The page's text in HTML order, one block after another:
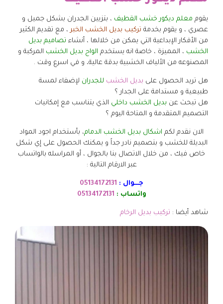
يقوم معلم ديكور خشب القطيف ، بتزيين الجدران بشكل جميل و
عصري ، و يقوم بخدمة تركيب بديل الخشب الخبر، مع تقديم الكثير
من الأفكار الإبداعية التي يمكن من خلالها ، أنشاء تصاميم بديل
الخشب ، المميزة ، خاصة انه يستخدم الواح بديل الخشب المركبة و
المصنوعه من الألياف الخشبية بدقة عالية، و في اسرع وقت .
هل تريد الحصول على بديل الخشب للجدران لإضفاء لمسة
طبيعية و مستدامة على الجدار ؟
هل تبحث عن بديل الخشب داخلي الذي يتناسب مع إمكانيات
التصميم المتقدمة و المتاحة اليوم ؟
الان نقدم لكم اشكال بديل الخشب الدمام، بأستخدام اجود المواد
البديلة للخشب و بتصميم نادر جداً و يمكنك الحصول على إي شكل
خاص فيك ، من خلال الاتصال بنا بالجوال ، أو المراسله بالواتساب
عبر الارقام التالية :
جـــوال : 05134172131
واتساب : 05134172131
شاهد أيضا : تركيب بديل الرخام